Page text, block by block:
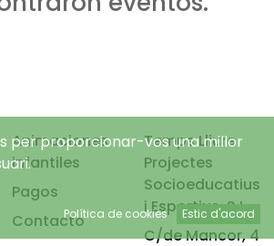
Animaciones
infantiles
Pagos
Contacto
Temps Lliure
Projectes
Socioeducatius
i Esportius, S.L.
C/de Mancor, 4
per proporcionar-vos una millor
Política de cookies Estic d'acord